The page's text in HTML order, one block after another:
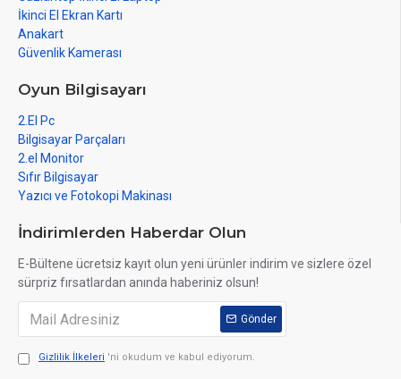
İkinci El Ekran Kartı
Anakart
Güvenlik Kamerası
Oyun Bilgisayarı
2.El Pc
Bilgisayar Parçaları
2.el Monitor
Sıfır Bilgisayar
Yazıcı ve Fotokopi Makinası
İndirimlerden Haberdar Olun
E-Bültene ücretsiz kayıt olun yeni ürünler indirim ve sizlere özel
sürpriz fırsatlardan anında haberiniz olsun!
Gönder
Gizlilik İlkeleri 'ni okudum ve kabul ediyorum.